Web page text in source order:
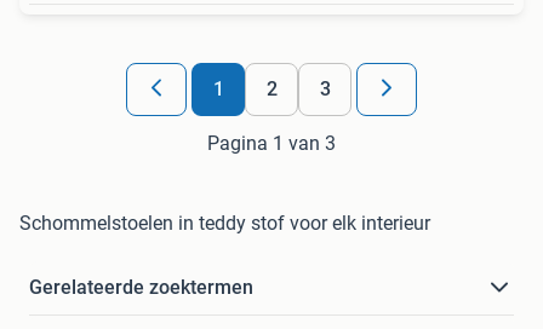
1 2 3
Pagina 1 van 3
Schommelstoelen in teddy stof voor elk interieur
Gerelateerde zoektermen